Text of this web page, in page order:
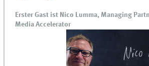
Erster Gast ist Nico Lumma, Managing
Media Accelerator